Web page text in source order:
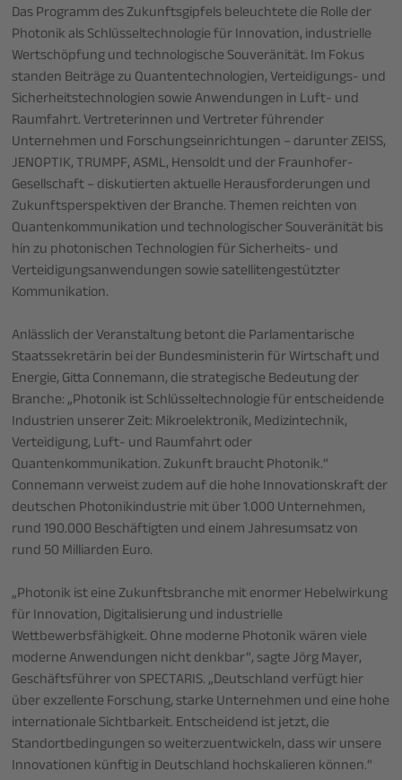
Das Programm des Zukunftsgipfels beleuchtete die Rolle der
Photonik als Schlüsseltechnologie für Innovation, industrielle
Wertschöpfung und technologische Souveränität. Im Fokus
standen Beiträge zu Quantentechnologien, Verteidigungs- und
Sicherheitstechnologien sowie Anwendungen in Luft- und
Raumfahrt. Vertreterinnen und Vertreter führender
Unternehmen und Forschungseinrichtungen – darunter ZEISS,
JENOPTIK, TRUMPF, ASML, Hensoldt und der Fraunhofer-
Gesellschaft – diskutierten aktuelle Herausforderungen und
Zukunftsperspektiven der Branche. Themen reichten von
Quantenkommunikation und technologischer Souveränität bis
hin zu photonischen Technologien für Sicherheits- und
Verteidigungsanwendungen sowie satellitengestützter
Kommunikation.
Anlässlich der Veranstaltung betont die Parlamentarische
Staatssekretärin bei der Bundesministerin für Wirtschaft und
Energie, Gitta Connemann, die strategische Bedeutung der
Branche: „Photonik ist Schlüsseltechnologie für entscheidende
Industrien unserer Zeit: Mikroelektronik, Medizintechnik,
Verteidigung, Luft- und Raumfahrt oder
Quantenkommunikation. Zukunft braucht Photonik.“
Connemann verweist zudem auf die hohe Innovationskraft der
deutschen Photonikindustrie mit über 1.000 Unternehmen,
rund 190.000 Beschäftigten und einem Jahresumsatz von
rund 50 Milliarden Euro.
„Photonik ist eine Zukunftsbranche mit enormer Hebelwirkung
für Innovation, Digitalisierung und industrielle
Wettbewerbsfähigkeit. Ohne moderne Photonik wären viele
moderne Anwendungen nicht denkbar“, sagte Jörg Mayer,
Geschäftsführer von SPECTARIS. „Deutschland verfügt hier
über exzellente Forschung, starke Unternehmen und eine hohe
internationale Sichtbarkeit. Entscheidend ist jetzt, die
Standortbedingungen so weiterzuentwickeln, dass wir unsere
Innovationen künftig in Deutschland hochskalieren können.“